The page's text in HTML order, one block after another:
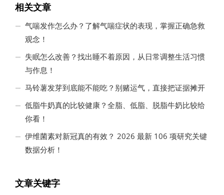
相关文章
气喘发作怎么办？了解气喘症状的表现，掌握正确急救
观念！
失眠怎么改善？找出睡不着原因，从日常调整生活习惯
与作息！
马铃薯发芽到底能不能吃？别赌运气，直接把证据摊开
低脂牛奶真的比较健康？全脂、低脂、脱脂牛奶比较给
你看！
伊维菌素对新冠真的有效？ 2026 最新 106 项研究关键
数据分析！
文章关键字